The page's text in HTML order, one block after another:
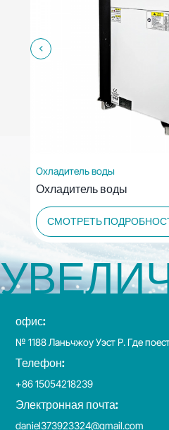
Охладитель воды
Охладитель воды
СМОТРЕТЬ
офис:
№ 1188 Ланьчжоу Уэст Р. Где
Телефон:
+86 15054218239
Электронная почта:
daniel373923324@gmail.com